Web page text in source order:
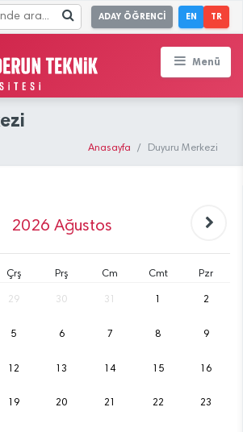
ADAY ÖĞRENCİ EN TR
Menü
Anasayfa Duyuru Merkezi
2026 Ağustos
Çrş Prş Cm Cmt Pzr
29 30 31 2
5 6 7 8 9
12 13 14 15 16
19 20 21 22 23